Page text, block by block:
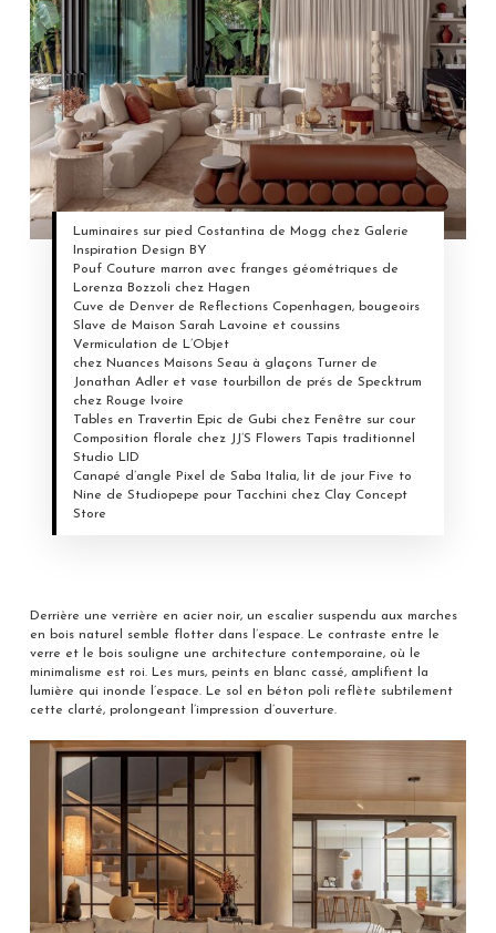
Luminaires sur pied Costantina de Mogg chez Galerie
Inspiration Design BY
Pouf Couture marron avec franges géométriques de
Lorenza Bozzoli chez Hagen
Cuve de Denver de Reflections Copenhagen, bougeoirs
Slave de Maison Sarah Lavoine et coussins
Vermiculation de L’Objet
chez Nuances Maisons Seau à glaçons Turner de
Jonathan Adler et vase tourbillon de prés de Specktrum
chez Rouge Ivoire
Tables en Travertin Epic de Gubi chez Fenêtre sur cour
Composition florale chez JJ’S Flowers Tapis traditionnel
Studio LID
Canapé d’angle Pixel de Saba Italia, lit de jour Five to
Nine de Studiopepe pour Tacchini chez Clay Concept
Store
Derrière une verrière en acier noir, un escalier suspendu aux marches
en bois naturel semble flotter dans l’espace. Le contraste entre le
verre et le bois souligne une architecture contemporaine, où le
minimalisme est roi. Les murs, peints en blanc cassé, amplifient la
lumière qui inonde l’espace. Le sol en béton poli reflète subtilement
cette clarté, prolongeant l’impression d’ouverture.